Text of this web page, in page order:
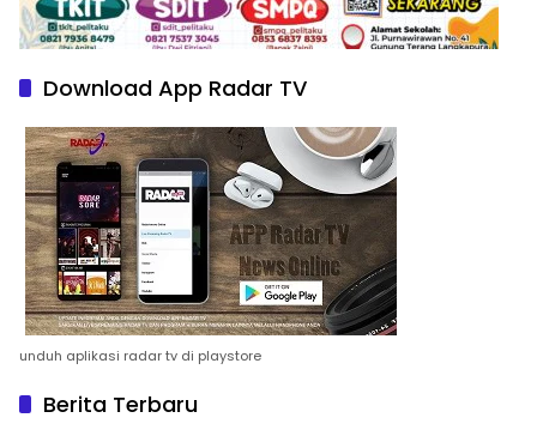
Download App Radar TV
unduh aplikasi radar tv di playstore
Berita Terbaru